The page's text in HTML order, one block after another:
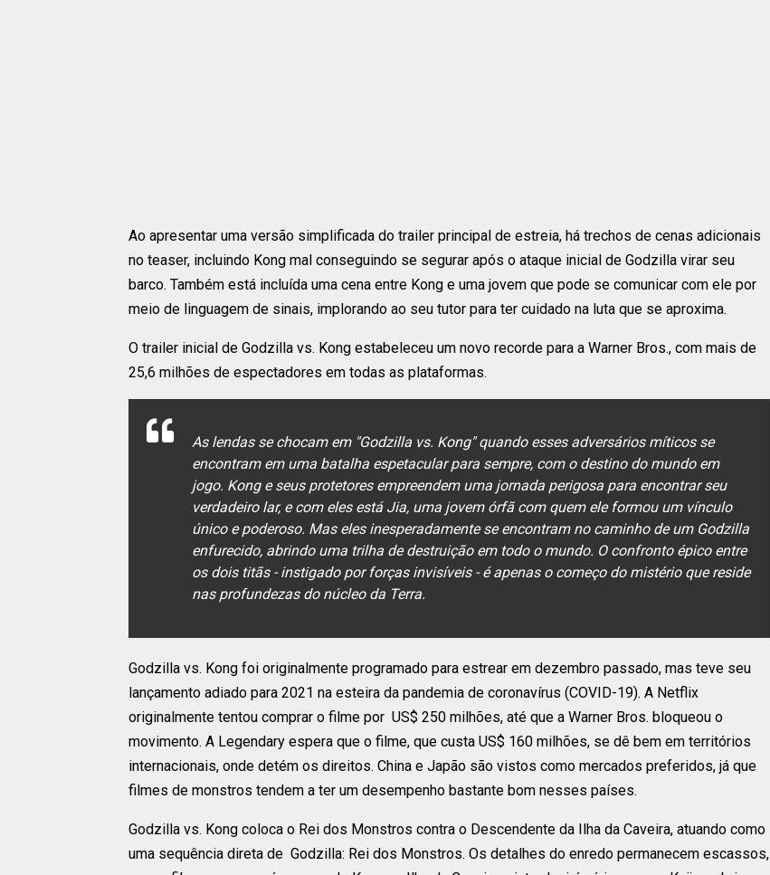
Ao apresentar uma versão simplificada do trailer principal de estreia, há trechos de cenas adicionais
no teaser, incluindo Kong mal conseguindo se segurar após o ataque inicial de Godzilla virar seu
barco. Também está incluída uma cena entre Kong e uma jovem que pode se comunicar com ele por
meio de linguagem de sinais, implorando ao seu tutor para ter cuidado na luta que se aproxima.
O trailer inicial de Godzilla vs. Kong estabeleceu um novo recorde para a Warner Bros., com mais de
25,6 milhões de espectadores em todas as plataformas.
As lendas se chocam em "Godzilla vs. Kong" quando esses adversários míticos se
encontram em uma batalha espetacular para sempre, com o destino do mundo em
jogo. Kong e seus protetores empreendem uma jornada perigosa para encontrar seu
verdadeiro lar, e com eles está Jia, uma jovem órfã com quem ele formou um vínculo
único e poderoso. Mas eles inesperadamente se encontram no caminho de um Godzilla
enfurecido, abrindo uma trilha de destruição em todo o mundo. O confronto épico entre
os dois titãs - instigado por forças invisíveis - é apenas o começo do mistério que reside
nas profundezas do núcleo da Terra.
Godzilla vs. Kong foi originalmente programado para estrear em dezembro passado, mas teve seu
lançamento adiado para 2021 na esteira da pandemia de coronavírus (COVID-19). A Netflix
originalmente tentou comprar o filme por US$ 250 milhões, até que a Warner Bros. bloqueou o
movimento. A Legendary espera que o filme, que custa US$ 160 milhões, se dê bem em territórios
internacionais, onde detém os direitos. China e Japão são vistos como mercados preferidos, já que
filmes de monstros tendem a ter um desempenho bastante bom nesses países.
Godzilla vs. Kong coloca o Rei dos Monstros contra o Descendente da Ilha da Caveira, atuando como
uma sequência direta de Godzilla: Rei dos Monstros. Os detalhes do enredo permanecem escassos,